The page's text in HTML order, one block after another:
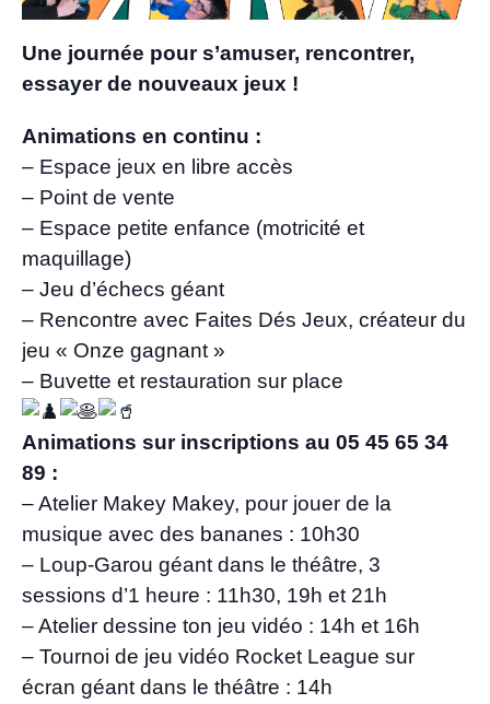
Une journée pour s’amuser, rencontrer,
essayer de nouveaux jeux !
Animations en continu :
– Espace jeux en libre accès
– Point de vente
– Espace petite enfance (motricité et
maquillage)
– Jeu d’échecs géant
– Rencontre avec Faites Dés Jeux, créateur du
jeu « Onze gagnant »
– Buvette et restauration sur place
Animations sur inscriptions au 05 45 65 34
89 :
– Atelier Makey Makey, pour jouer de la
musique avec des bananes : 10h30
– Loup-Garou géant dans le théâtre, 3
sessions d’1 heure : 11h30, 19h et 21h
– Atelier dessine ton jeu vidéo : 14h et 16h
– Tournoi de jeu vidéo Rocket League sur
écran géant dans le théâtre : 14h